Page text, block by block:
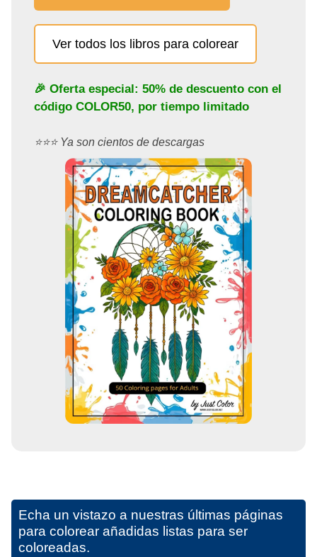
Ver todos los libros para colorear
🎉 Oferta especial: 50% de descuento con el
código COLOR50, por tiempo limitado
⭐️⭐️⭐️ Ya son cientos de descargas
Echa un vistazo a nuestras últimas páginas
para colorear añadidas listas para ser
coloreadas.